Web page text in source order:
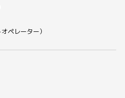
ペレーター）